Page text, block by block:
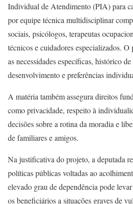
Individual de Atendimento (PIA) para
por equipe técnica multidisciplinar
sociais, psicólogos, terapeutas
técnicos e cuidadores especializados.
as necessidades específicas, histórico
desenvolvimento e preferências
A matéria também assegura direitos
como privacidade, respeito à
decisões sobre a rotina da moradia e
de familiares e amigos.
Na justificativa do projeto, a deputada
políticas públicas voltadas ao
elevado grau de dependência pode
os beneficiários a situações graves de